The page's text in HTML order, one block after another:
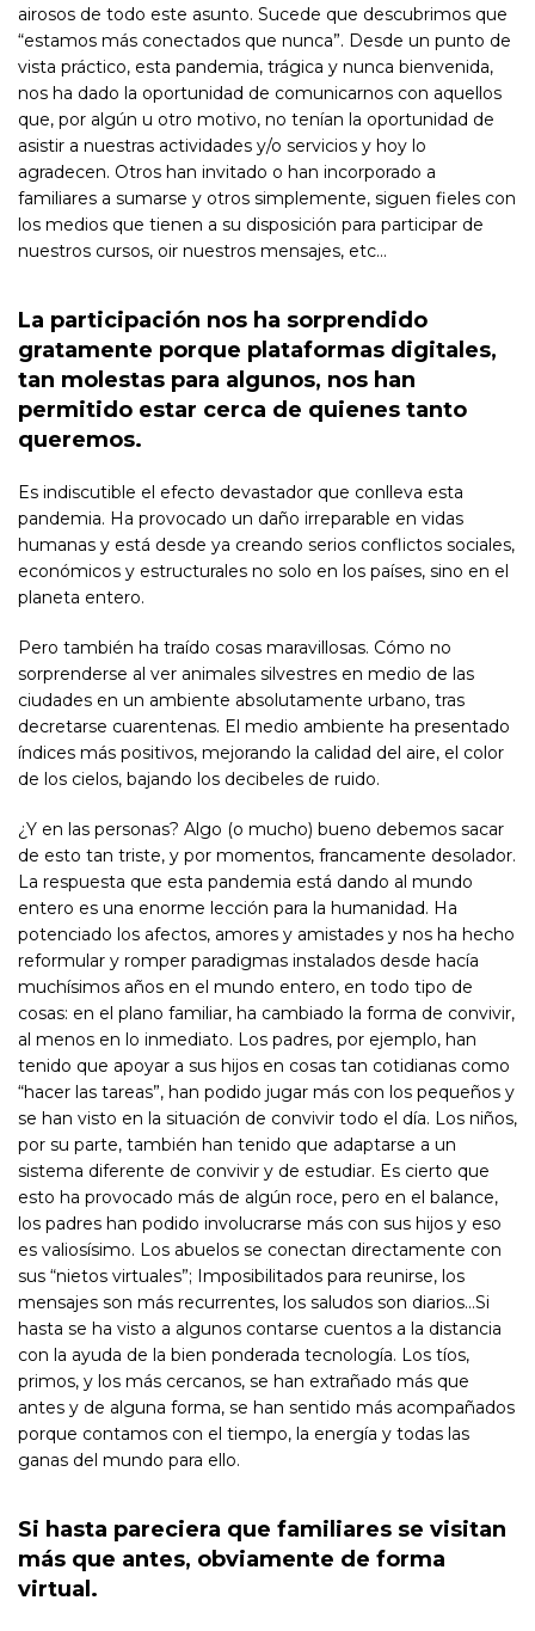
airosos de todo este asunto. Sucede que descubrimos que
“estamos más conectados que nunca”. Desde un punto de
vista práctico, esta pandemia, trágica y nunca bienvenida,
nos ha dado la oportunidad de comunicarnos con aquellos
que, por algún u otro motivo, no tenían la oportunidad de
asistir a nuestras actividades y/o servicios y hoy lo
agradecen. Otros han invitado o han incorporado a
familiares a sumarse y otros simplemente, siguen fieles con
los medios que tienen a su disposición para participar de
nuestros cursos, oir nuestros mensajes, etc…
La participación nos ha sorprendido
gratamente porque plataformas digitales,
tan molestas para algunos, nos han
permitido estar cerca de quienes tanto
queremos.
Es indiscutible el efecto devastador que conlleva esta
pandemia. Ha provocado un daño irreparable en vidas
humanas y está desde ya creando serios conflictos sociales,
económicos y estructurales no solo en los países, sino en el
planeta entero.
Pero también ha traído cosas maravillosas. Cómo no
sorprenderse al ver animales silvestres en medio de las
ciudades en un ambiente absolutamente urbano, tras
decretarse cuarentenas. El medio ambiente ha presentado
índices más positivos, mejorando la calidad del aire, el color
de los cielos, bajando los decibeles de ruido.
¿Y en las personas? Algo (o mucho) bueno debemos sacar
de esto tan triste, y por momentos, francamente desolador.
La respuesta que esta pandemia está dando al mundo
entero es una enorme lección para la humanidad. Ha
potenciado los afectos, amores y amistades y nos ha hecho
reformular y romper paradigmas instalados desde hacía
muchísimos años en el mundo entero, en todo tipo de
cosas: en el plano familiar, ha cambiado la forma de convivir,
al menos en lo inmediato. Los padres, por ejemplo, han
tenido que apoyar a sus hijos en cosas tan cotidianas como
“hacer las tareas”, han podido jugar más con los pequeños y
se han visto en la situación de convivir todo el día. Los niños,
por su parte, también han tenido que adaptarse a un
sistema diferente de convivir y de estudiar. Es cierto que
esto ha provocado más de algún roce, pero en el balance,
los padres han podido involucrarse más con sus hijos y eso
es valiosísimo. Los abuelos se conectan directamente con
sus “nietos virtuales”; Imposibilitados para reunirse, los
mensajes son más recurrentes, los saludos son diarios…Si
hasta se ha visto a algunos contarse cuentos a la distancia
con la ayuda de la bien ponderada tecnología. Los tíos,
primos, y los más cercanos, se han extrañado más que
antes y de alguna forma, se han sentido más acompañados
porque contamos con el tiempo, la energía y todas las
ganas del mundo para ello.
Si hasta pareciera que familiares se visitan
más que antes, obviamente de forma
virtual.